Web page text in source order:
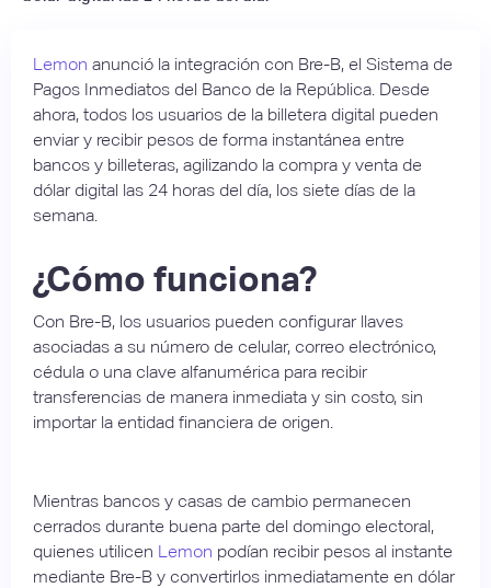
Lemon anunció la integración con Bre-B, el Sistema de
Pagos Inmediatos del Banco de la República. Desde
ahora, todos los usuarios de la billetera digital pueden
enviar y recibir pesos de forma instantánea entre
bancos y billeteras, agilizando la compra y venta de
dólar digital las 24 horas del día, los siete días de la
semana.
¿Cómo funciona?
Con Bre-B, los usuarios pueden configurar llaves
asociadas a su número de celular, correo electrónico,
cédula o una clave alfanumérica para recibir
transferencias de manera inmediata y sin costo, sin
importar la entidad financiera de origen.
Mientras bancos y casas de cambio permanecen
cerrados durante buena parte del domingo electoral,
quienes utilicen Lemon podían recibir pesos al instante
mediante Bre-B y convertirlos inmediatamente en dólar